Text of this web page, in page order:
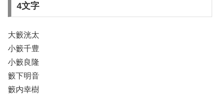
4文字
大籔洸太
小籔千豊
小籔良隆
籔下明音
籔内幸樹